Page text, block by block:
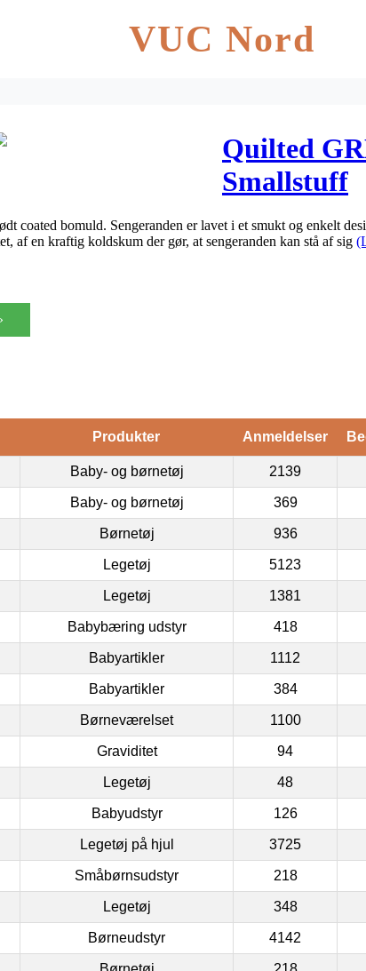
VUC Nord
Quilted
Smallstuff
coated bomuld. Sengeranden er lavet i et smukt og enkelt
af en kraftig koldskum der gør, at sengeranden kan stå af sig
Produkter Anmeldelser
Baby- og børnetøj 2139
Baby- og børnetøj 369
Børnetøj 936
Legetøj 5123
Legetøj 1381
Babybæring udstyr 418
Babyartikler 1112
Babyartikler 384
Børneværelset 1100
Graviditet 94
Legetøj 48
Babyudstyr 126
Legetøj på hjul 3725
Småbørnsudstyr 218
Legetøj 348
Børneudstyr 4142